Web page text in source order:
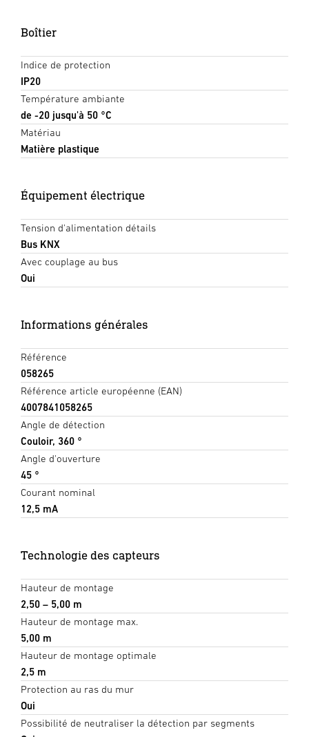
Boîtier
Indice de protection
IP20
Température ambiante
de -20 jusqu'à 50 °C
Matériau
Matière plastique
Équipement électrique
Tension d'alimentation détails
Bus KNX
Avec couplage au bus
Oui
Informations générales
Référence
058265
Référence article européenne (EAN)
4007841058265
Angle de détection
Couloir, 360 °
Angle d'ouverture
45 °
Courant nominal
12,5 mA
Technologie des capteurs
Hauteur de montage
2,50 – 5,00 m
Hauteur de montage max.
5,00 m
Hauteur de montage optimale
2,5 m
Protection au ras du mur
Oui
Possibilité de neutraliser la détection par segments